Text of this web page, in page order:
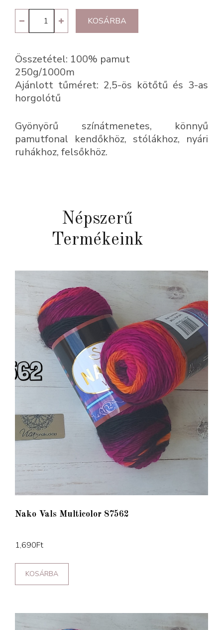
YarnArt
Rosegarden
mennyiség
KOSÁRBA
Összetétel: 100% pamut
250g/1000m
Ajánlott tűméret: 2,5-ös kötőtű és 3-as
horgolótű
Gyönyörű színátmenetes, könnyű
pamutfonal kendőkhöz, stólákhoz, nyári
ruhákhoz, felsőkhöz.
Népszerű
Termékeink
Nako Vals Multicolor 87562
1,690Ft
KOSÁRBA